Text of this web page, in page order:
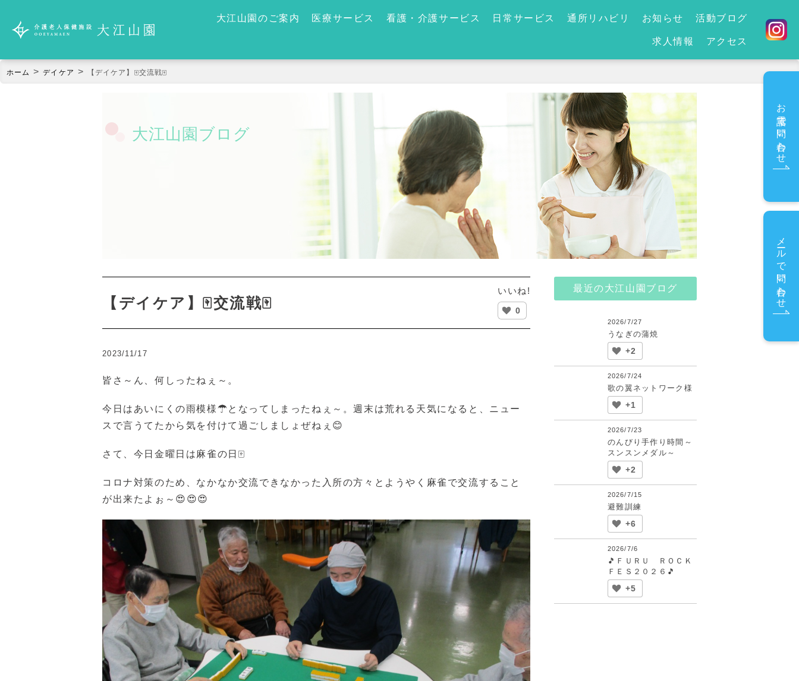
大江山園のご案内 医療サービス 看護・介護サービス 日常サービス 通所リハビリ お知らせ 活動ブログ
求人情報 アクセス
お電話で問い合わせ
メールで問い合わせ
ホーム >デイケア > 【デイケア】🀄交流戦🀄
大江山園ブログ
【デイケア】🀄交流戦🀄
いいね!
0
2023/11/17
皆さ～ん、何しったねぇ～。
今日はあいにくの雨模様☂となってしまったねぇ～。週末は荒れる天気になると、ニュー
スで言うてたから気を付けて過ごしましょぜねぇ😊
さて、今日金曜日は麻雀の日🀄
コロナ対策のため、なかなか交流できなかった入所の方々とようやく麻雀で交流すること
が出来たよぉ～😍😍😍
最近の大江山園ブログ
2026/7/27
うなぎの蒲焼
+2
2026/7/24
歌の翼ネットワーク様
+1
2026/7/23
のんびり手作り時間～
スンスンメダル～
+2
2026/7/15
避難訓練
+6
2026/7/6
🎵ＦＵＲＵ ＲＯＣＫ
ＦＥＳ２０２６🎵
+5